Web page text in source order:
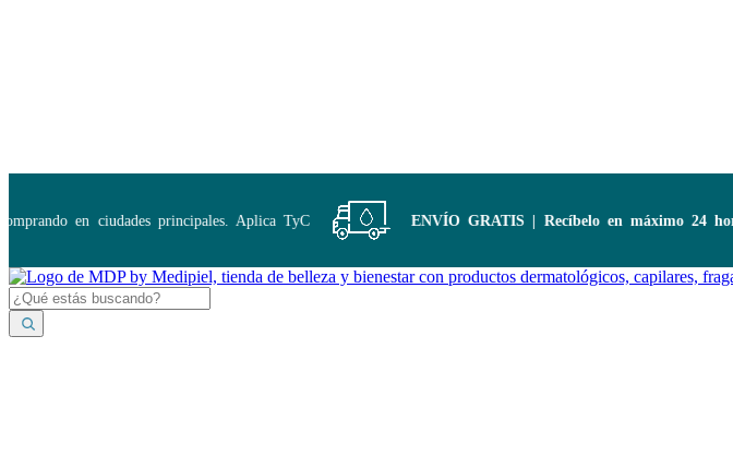
en ciudades principales. Aplica TyC ENVÍO GRATIS | Recíbelo en máximo 24 horas